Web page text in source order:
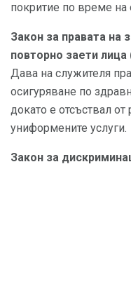
покритие по време на
Закон за правата на
повторно заети лица
Дава на служителя
осигуряване по
докато е отсъствал
униформените услуги.
Закон за